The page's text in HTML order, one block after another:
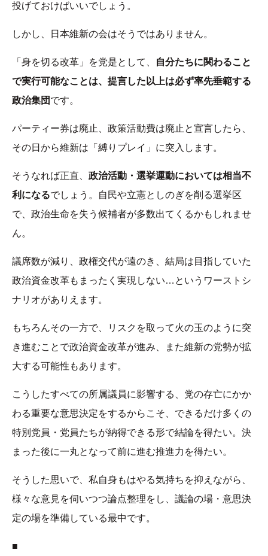
投げておけばいいでしょう。
しかし、日本維新の会はそうではありません。
「身を切る改革」を党是として、
自分たちに関わること
で実行可能なことは、提言した以上は必ず率先垂範する
政治集団 です。
パーティー券は廃止、政策活動費は廃止と宣言したら、
その日から維新は「縛りプレイ」に突入します。
そうなれば正直、 政治活動・選挙運動においては相当不
利になるでしょう。自民や立憲としのぎを削る選挙区
で、政治生命を失う候補者が多数出てくるかもしれませ
ん。
議席数が減り、政権交代が遠のき、結局は目指していた
政治資金改革もまったく実現しない…というワーストシ
ナリオがありえます。
もちろんその一方で、リスクを取って火の玉のように突
き進むことで政治資金改革が進み、また維新の党勢が拡
大する可能性もあります。
こうしたすべての所属議員に影響する、党の存亡にかか
わる重要な意思決定をするからこそ、できるだけ多くの
特別党員・党員たちが納得できる形で結論を得たい。決
まった後に一丸となって前に進む推進力を得たい。
そうした思いで、私自身もはやる気持ちを抑えながら、
様々な意見を伺いつつ論点整理をし、議論の場・意思決
定の場を準備している最中です。
■